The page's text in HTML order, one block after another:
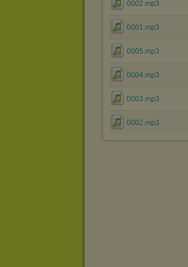
0002.mp3
0001.mp3
0005.mp3
0004.mp3
0003.mp3
0002.mp3